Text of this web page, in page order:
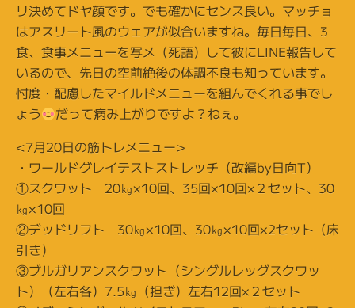
リ決めてドヤ顔です。でも確かにセンス良い。マッチョ
はアスリート風のウェアが似合いますね。毎日毎日、3
食、食事メニューを写メ（死語）して彼にLINE報告して
いるので、先日の空前絶後の体調不良も知っています。
忖度・配慮したマイルドメニューを組んでくれる事でし
ょう
だって病み上がりですよ？ねぇ。
<7月20日の筋トレメニュー>
・ワールドグレイテストストレッチ（改編by日向T）
①スクワット 20㎏×10回、35回×10回×２セット、30
㎏×10回
②デッドリフト 30㎏×10回、30㎏×10回×2セット（床
引き）
③ブルガリアンスクワット（シングルレッグスクワッ
ト）（左右各）7.5㎏（担ぎ）左右12回×２セット